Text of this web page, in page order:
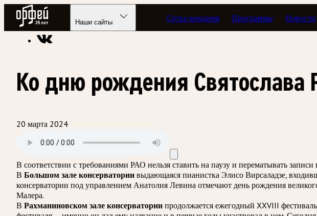
Радио Орфей
Наши сайты Сетка вещания Программы Новости
Радио классической музыки «Орфей» Подкасты Лишний билетик
Ко дню рождения Святослава
20 марта 2024
В соответствии с требованиями РАО нельзя ставить на паузу и перематывать
В Большом зале консерватории выдающаяся пианистка Элисо Вирсаладзе,
консерватории под управлением Анатолия Левина отмечают день рождения
Малера.
В Рахманиновском зале консерватории продолжается ежегодный XXVIII